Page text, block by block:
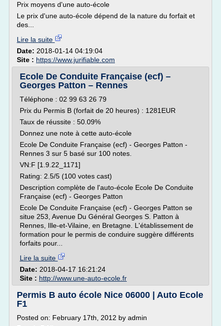
Prix moyens d'une auto-école
Le prix d'une auto-école dépend de la nature du forfait et
des...
Lire la suite
Date: 2018-01-14 04:19:04
Site : https://www.jurifiable.com
Ecole De Conduite Française (ecf) –
Georges Patton – Rennes
Téléphone : 02 99 63 26 79
Prix du Permis B (forfait de 20 heures) : 1281EUR
Taux de réussite : 50.09%
Donnez une note à cette auto-école
Ecole De Conduite Française (ecf) - Georges Patton -
Rennes 3 sur 5 basé sur 100 notes.
VN:F [1.9.22_1171]
Rating: 2.5/5 (100 votes cast)
Description complète de l'auto-école Ecole De Conduite
Française (ecf) - Georges Patton
Ecole De Conduite Française (ecf) - Georges Patton se
situe 253, Avenue Du Général Georges S. Patton à
Rennes, Ille-et-Vilaine, en Bretagne. L'établissement de
formation pour le permis de conduire suggère différents
forfaits pour...
Lire la suite
Date: 2018-04-17 16:21:24
Site : http://www.une-auto-ecole.fr
Permis B auto école Nice 06000 | Auto Ecole
F1
Posted on: February 17th, 2012 by admin